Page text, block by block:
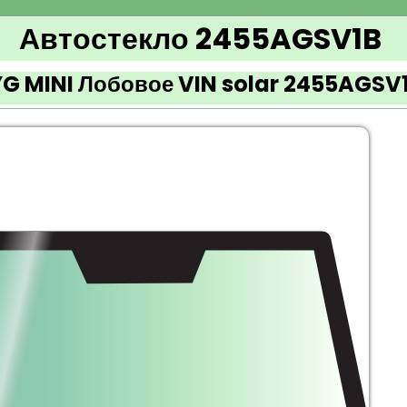
Автостекло 2455AGSV1B
MINI Лобовое VIN solar